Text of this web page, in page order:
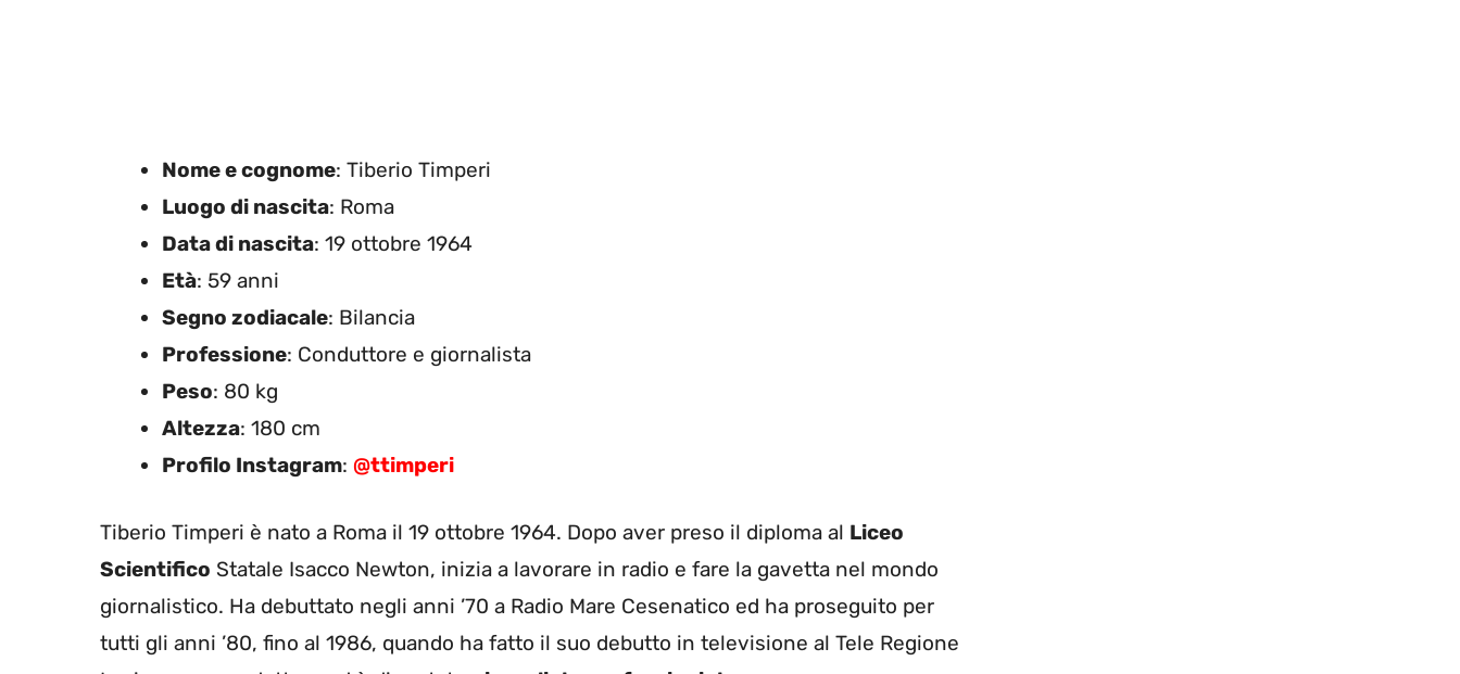
Nome e cognome: Tiberio Timperi
Luogo di nascita: Roma
Data di nascita: 19 ottobre 1964
Età: 59 anni
Segno zodiacale: Bilancia
Professione: Conduttore e giornalista
Peso: 80 kg
Altezza: 180 cm
Profilo Instagram: @ttimperi
Tiberio Timperi è nato a Roma il 19 ottobre 1964. Dopo aver preso il diploma al Liceo
Scientifico Statale Isacco Newton, inizia a lavorare in radio e fare la gavetta nel mondo
giornalistico. Ha debuttato negli anni ’70 a Radio Mare Cesenatico ed ha proseguito per
tutti gli anni ’80, fino al 1986, quando ha fatto il suo debutto in televisione al Tele Regione